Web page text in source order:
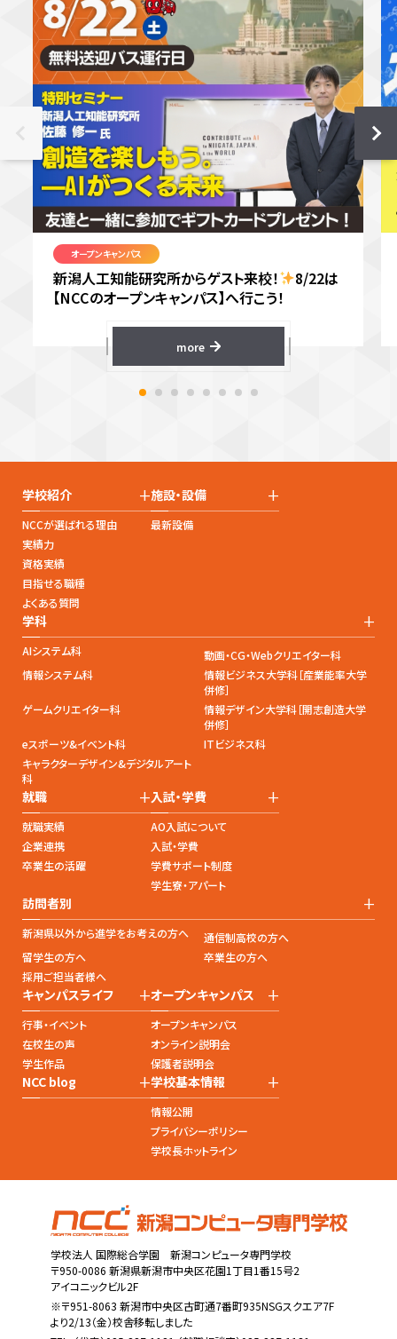
オープンキャンパス
新潟人工知能研究所からゲスト来校！
8/22は
【NCCのオープンキャンパス】へ行こう！
more
学校紹介 +
NCCが選ばれる理由
実績力
資格実績
目指せる職種
よくある質問
施設・設備 +
最新設備
学科 +
AIシステム科
動画・CG・Webクリエイター科
情報システム科
情報ビジネス大学科［産業能率大学
併修］
ゲームクリエイター科
情報デザイン大学科［開志創造大学
併修］
eスポーツ&イベント科
ITビジネス科
キャラクターデザイン&デジタルアート
科
就職 +
就職実績
企業連携
卒業生の活躍
入試・学費 +
AO入試について
入試・学費
学費サポート制度
学生寮・アパート
訪問者別 +
新潟県以外から進学をお考えの方へ
通信制高校の方へ
留学生の方へ
卒業生の方へ
採用ご担当者様へ
キャンパスライフ +
行事・イベント
在校生の声
学生作品
オープンキャンパス +
オープンキャンパス
オンライン説明会
保護者説明会
NCC blog +学校基本情報 +
情報公開
プライバシーポリシー
学校長ホットライン
学校法人 国際総合学園 新潟コンピュータ専門学校
〒950-0086 新潟県新潟市中央区花園1丁目1番15号2
アイコニックビル2F
※〒951-8063 新潟市中央区古町通7番町935NSGスクエア7F
より2/13（金）校舎移転しました